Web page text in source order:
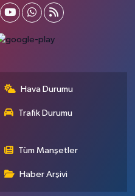
Hava Durumu
Trafik Durumu
Tüm Manşetler
Haber Arşivi